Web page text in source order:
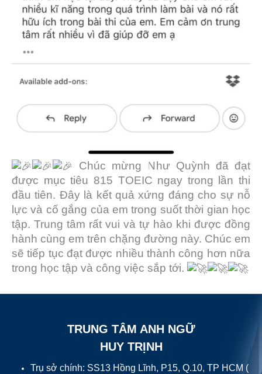
Chúc mừng Như Quỳnh đã đạt
được mục tiêu 815 TOEIC ngay trong lần thi
đầu tiên. Đây là kết quả xứng đáng cho sự nỗ
lực và cố gắng của em trong suốt thời gian học
tập. Trung tâm rất vui và tự hào khi được đồng
hành cùng em trên chặng đường này. Chúc em
sẽ tiếp tục đạt được nhiều thành công hơn nữa
trong học tập và công việc sắp tới.
TRUNG TÂM ANH NGỮ
HUY TRỊNH
Trụ sở chính: SS13 Hồng Lĩnh, P15, Q.10, TP HCM (